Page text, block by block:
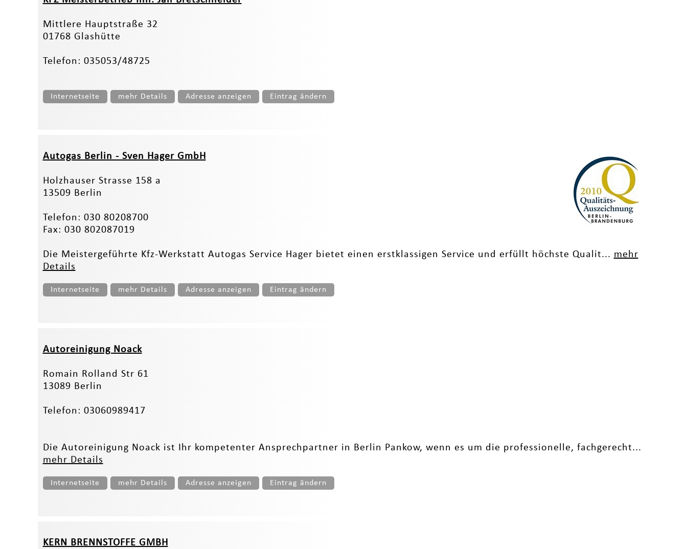
Mittlere Hauptstraße 32
01768 Glashütte
Telefon: 035053/48725
Internetseite mehr Details Adresse anzeigen Eintrag ändern
Autogas Berlin - Sven Hager GmbH
Holzhauser Strasse 158 a
13509 Berlin
Telefon: 030 80208700
Fax: 030 802087019
Die Meistergeführte Kfz-Werkstatt Autogas Service Hager bietet einen erstklassigen Service und erfüllt höchste Qualit... mehr
Details
Internetseite mehr Details Adresse anzeigen Eintrag ändern
Autoreinigung Noack
Romain Rolland Str 61
13089 Berlin
Telefon: 03060989417
Die Autoreinigung Noack ist Ihr kompetenter Ansprechpartner in Berlin Pankow, wenn es um die professionelle, fachgerecht...
mehr Details
Internetseite mehr Details Adresse anzeigen Eintrag ändern
KERN BRENNSTOFFE GMBH